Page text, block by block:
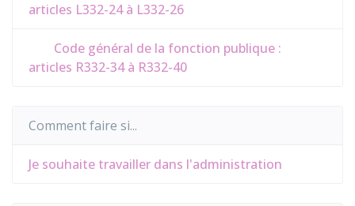
articles L332-24 à L332-26
Code général de la fonction publique :
articles R332-34 à R332-40
Comment faire si...
Je souhaite travailler dans l'administration